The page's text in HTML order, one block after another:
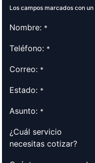
Los campos marcados con
Nombre: *
Teléfono: *
Correo: *
Estado: *
Asunto: *
¿Cuál servicio
necesitas cotizar?